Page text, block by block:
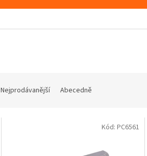
Nejprodávanější Abecedně
Kód: PC6561